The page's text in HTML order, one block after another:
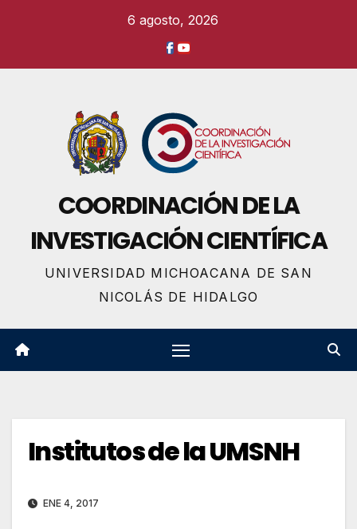
6 agosto, 2026
COORDINACIÓN DE LA
INVESTIGACIÓN CIENTÍFICA
UNIVERSIDAD MICHOACANA DE SAN
NICOLÁS DE HIDALGO
Institutos de la UMSNH
ENE 4, 2017